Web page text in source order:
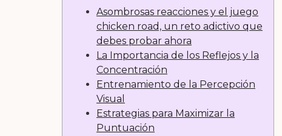
Asombrosas reacciones y el juego
chicken road, un reto adictivo que
debes probar ahora
La Importancia de los Reflejos y la
Concentración
Entrenamiento de la Percepción
Visual
Estrategias para Maximizar la
Puntuación